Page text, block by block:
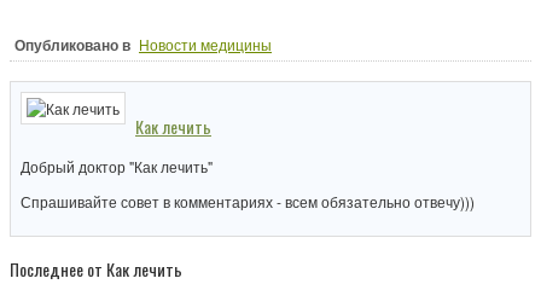
Опубликовано в Новости медицины
Как лечить
Добрый доктор "Как лечить"
Спрашивайте совет в комментариях - всем обязательно отвечу)))
Последнее от Как лечить